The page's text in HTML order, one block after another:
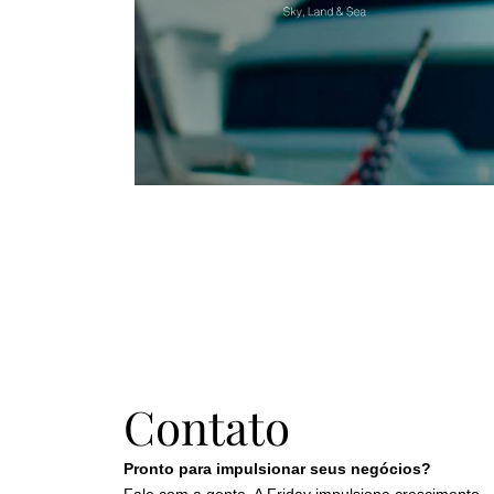
Contato
Pronto para impulsionar seus negócios?